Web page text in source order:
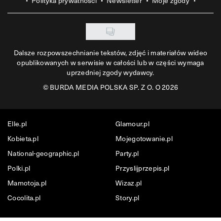
Dalsze rozpowszechnianie tekstów, zdjęć i materiałów wideo
opublikowanych w serwisie w całości lub w części wymaga
uprzedniej zgody wydawcy.
©BURDA MEDIA POLSKA SP. Z O. O 2026
Elle.pl
Glamour.pl
Kobieta.pl
Mojegotowanie.pl
National-geographic.pl
Party.pl
Polki.pl
Przyslijprzepis.pl
Mamotoja.pl
Wizaz.pl
Cocolita.pl
Story.pl